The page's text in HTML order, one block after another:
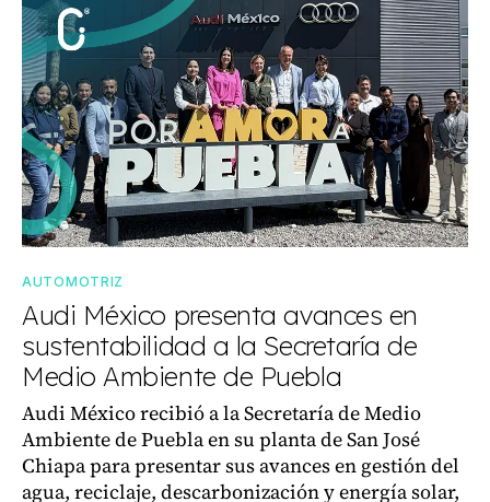
AUTOMOTRIZ
Audi México presenta avances en
sustentabilidad a la Secretaría de
Medio Ambiente de Puebla
Audi México recibió a la Secretaría de Medio
Ambiente de Puebla en su planta de San José
Chiapa para presentar sus avances en gestión del
agua, reciclaje, descarbonización y energía solar,